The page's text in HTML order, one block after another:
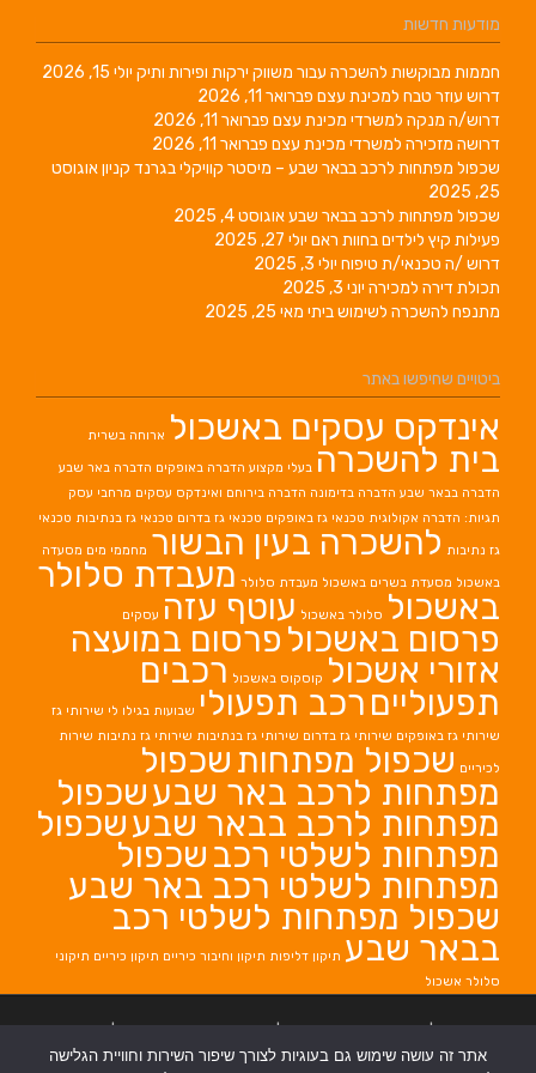
מודעות חדשות
חממות מבוקשות להשכרה עבור משווק ירקות ופירות ותיק יולי 15, 2026
דרוש עוזר טבח למכינת עצם פברואר 11, 2026
דרוש/ה מנקה למשרדי מכינת עצם פברואר 11, 2026
דרושה מזכירה למשרדי מכינת עצם פברואר 11, 2026
שכפול מפתחות לרכב בבאר שבע – מיסטר קוויקלי בגרנד קניוןאוגוסט
25, 2025
שכפול מפתחות לרכב בבאר שבעאוגוסט 4, 2025
פעילות קיץ לילדים בחוות ראם יולי 27, 2025
דרוש /ה טכנאי/ת טיפוח יולי 3, 2025
תכולת דירה למכירה יוני 3, 2025
מתנפח להשכרה לשימוש ביתי מאי 25, 2025
ביטויים שחיפשו באתר
אינדקס עסקים באשכול ארוחה בשרית
בית להשכרה בעלי מקצוע הדברה באופקים הדברה באר שבע
הדברה בבאר שבע הדברה בדימונה הדברה בירוחם ואינדקס עסקים מרחבי עסק
תגיות: הדברה אקולוגית טכנאי גז באופקים טכנאי גז בדרום טכנאי גז בנתיבות טכנאי
גז נתיבות להשכרה בעין הבשור מחממי מים מסעדה
באשכול מסעדת בשרים באשכול מעבדת סלולר מעבדת סלולר
באשכול סלולר באשכול עוטף עזה עסקים
פרסום באשכול פרסום במועצה
אזורי אשכול קוסקוס באשכול רכבים
תפעוליים רכב תפעולי שבועות בגילו לי שירותי גז
שירותי גז באופקים שירותי גז בדרום שירותי גז בנתיבות שירותי גז נתיבות שירות
לכיריים שכפול מפתחות שכפול
מפתחות לרכב באר שבעשכפול
מפתחות לרכב בבאר שבעשכפול
מפתחות לשלטי רכב שכפול
מפתחות לשלטי רכב באר שבע
שכפול מפתחות לשלטי רכב
בבאר שבע תיקון דליפות תיקון וחיבור כיריים תיקון כיריים תיקוני
סלולר אשכול
בבאר שבע |
אתר זה עושה שימוש גם בעוגיות לצורך שיפור השירות וחוויית הגלישה